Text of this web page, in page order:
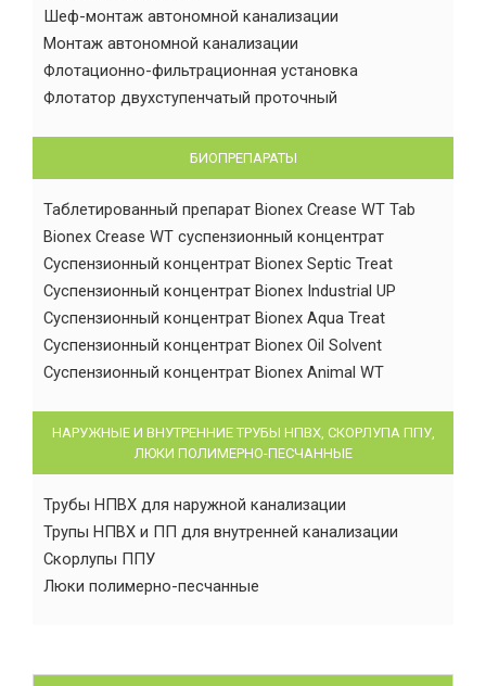
Шеф-монтаж автономной канализации
Монтаж автономной канализации
Флотационно-фильтрационная установка
Флотатор двухступенчатый проточный
БИОПРЕПАРАТЫ
Таблетированный препарат Bionex Crease WT Tab
Bionex Crease WT суспензионный концентрат
Суспензионный концентрат Bionex Septic Treat
Суспензионный концентрат Bionex Industrial UP
Суспензионный концентрат Bionex Aqua Treat
Суспензионный концентрат Bionex Oil Solvent
Суспензионный концентрат Bionex Animal WT
НАРУЖНЫЕ И ВНУТРЕННИЕ ТРУБЫ НПВХ, СКОРЛУПА ППУ,
ЛЮКИ ПОЛИМЕРНО-ПЕСЧАННЫЕ
Трубы НПВХ для наружной канализации
Трупы НПВХ и ПП для внутренней канализации
Скорлупы ППУ
Люки полимерно-песчанные